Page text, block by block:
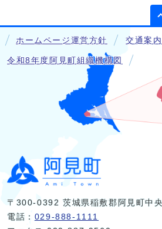
ホームページ運営方針 交通案内
令和8年度阿見町組織機構図
〒300-0392 茨城県稲敷郡阿見町中
電話： 029-888-1111